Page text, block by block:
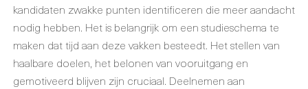
kandidaten zwakke punten identificeren die meer aandacht
nodig hebben. Het is belangrijk om een studieschema te
maken dat tijd aan deze vakken besteedt. Het stellen van
haalbare doelen, het belonen van vooruitgang en
gemotiveerd blijven zijn cruciaal. Deelnemen aan